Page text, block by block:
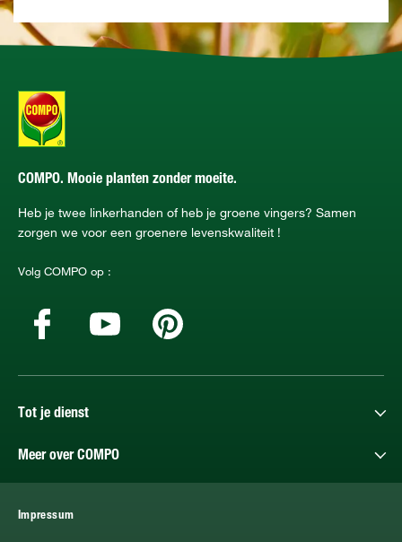
COMPO. Mooie planten zonder moeite.
Heb je twee linkerhanden of heb je groene vingers? Samen
zorgen we voor een groenere levenskwaliteit !
Volg COMPO op :
Tot je dienst
Meer over COMPO
Impressum